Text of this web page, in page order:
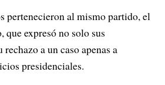
pertenecieron al mismo partido, el
expresó no solo sus
a un caso apenas a
presidenciales.